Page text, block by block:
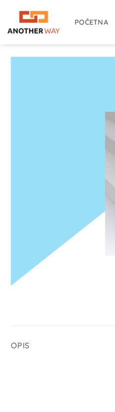
content
POČETNA
OPIS